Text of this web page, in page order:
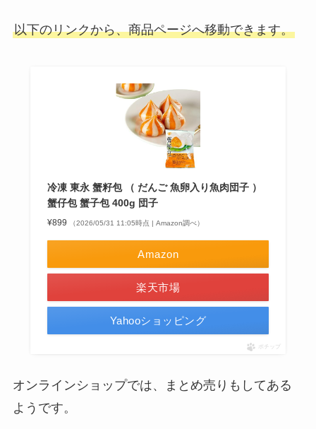
以下のリンクから、商品ページへ移動できます。
冷凍 東永 蟹籽包 （ だんご 魚卵入り魚肉団子 ）
蟹仔包 蟹子包 400g 団子
¥899 （2026/05/31 11:05時点 | Amazon調べ）
Amazon
楽天市場
Yahooショッピング
ポチップ
オンラインショップでは、まとめ売りもしてある
ようです。